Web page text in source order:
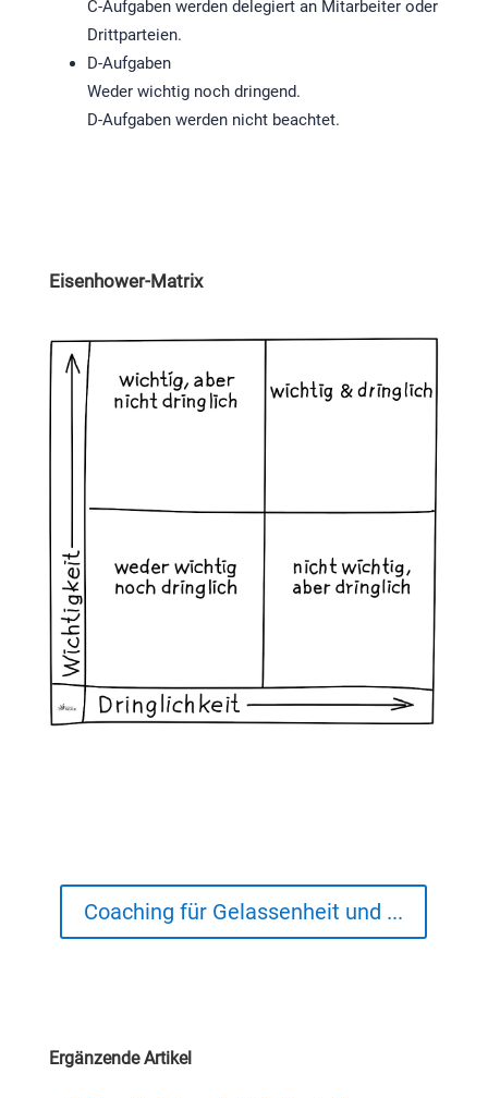
C-Aufgaben werden delegiert an Mitarbeiter oder
Drittparteien.
D-Aufgaben
Weder wichtig noch dringend.
D-Aufgaben werden nicht beachtet.
Eisenhower-Matrix
Coaching für Gelassenheit und ...
Ergänzende Artikel